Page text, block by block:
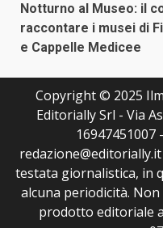
Notturno al Museo: il
raccontare i musei di
e Cappelle Medicee
Copyright © 2025
Editorially Srl - Via
16947451007
testata giornalistica, in
alcuna periodicità.
prodotto editoriale